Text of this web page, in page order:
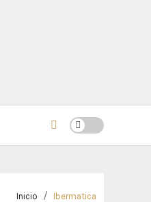
Inicio Ibermatica